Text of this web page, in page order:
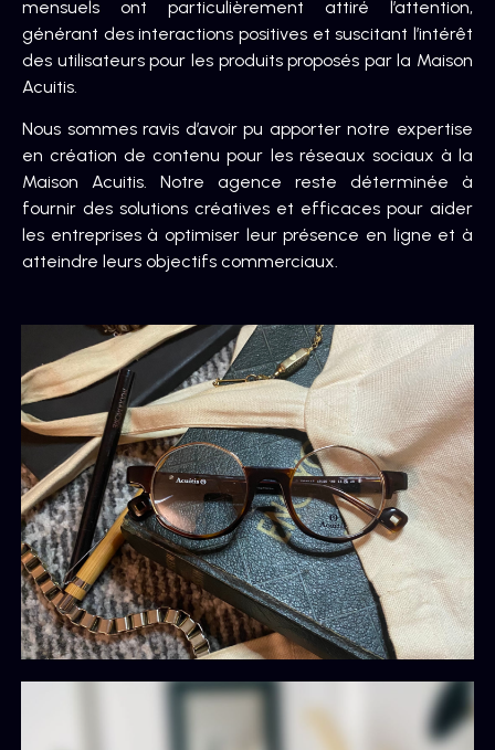
mensuels ont particulièrement attiré l’attention,
générant des interactions positives et suscitant l’intérêt
des utilisateurs pour les produits proposés par la Maison
Acuitis.
Nous sommes ravis d’avoir pu apporter notre expertise
en création de contenu pour les réseaux sociaux à la
Maison Acuitis. Notre agence reste déterminée à
fournir des solutions créatives et efficaces pour aider
les entreprises à optimiser leur présence en ligne et à
atteindre leurs objectifs commerciaux.